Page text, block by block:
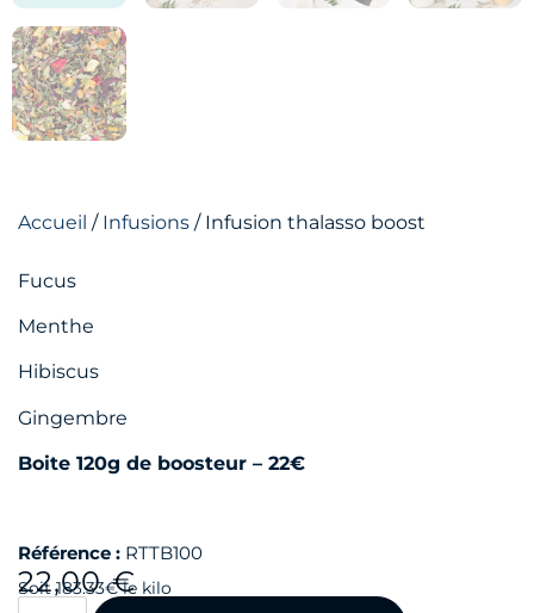
Accueil / Infusions / Infusion thalasso boost
Fucus
Menthe
Hibiscus
Gingembre
Boite 120g de boosteur – 22€
Référence : RTTB100
22,00€
Soit 183.33€ le kilo